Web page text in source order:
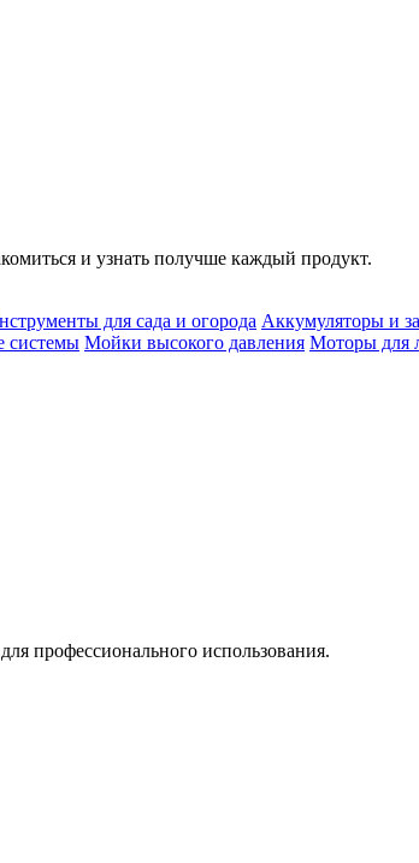
и узнать получше каждый продукт.
для сада и огорода Аккумуляторы и
системы Мойки высокого давления Моторы для
профессионального использования.